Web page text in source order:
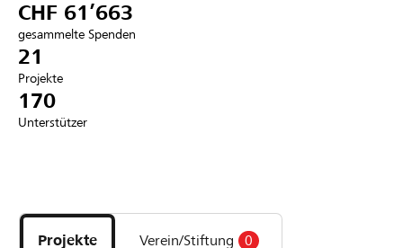
Anmelden
Registrieren
CHF 61’663
gesammelte Spenden
21
Projekte
170
Unterstützer
Projekte
undProjekte Verein/Stiftung 0